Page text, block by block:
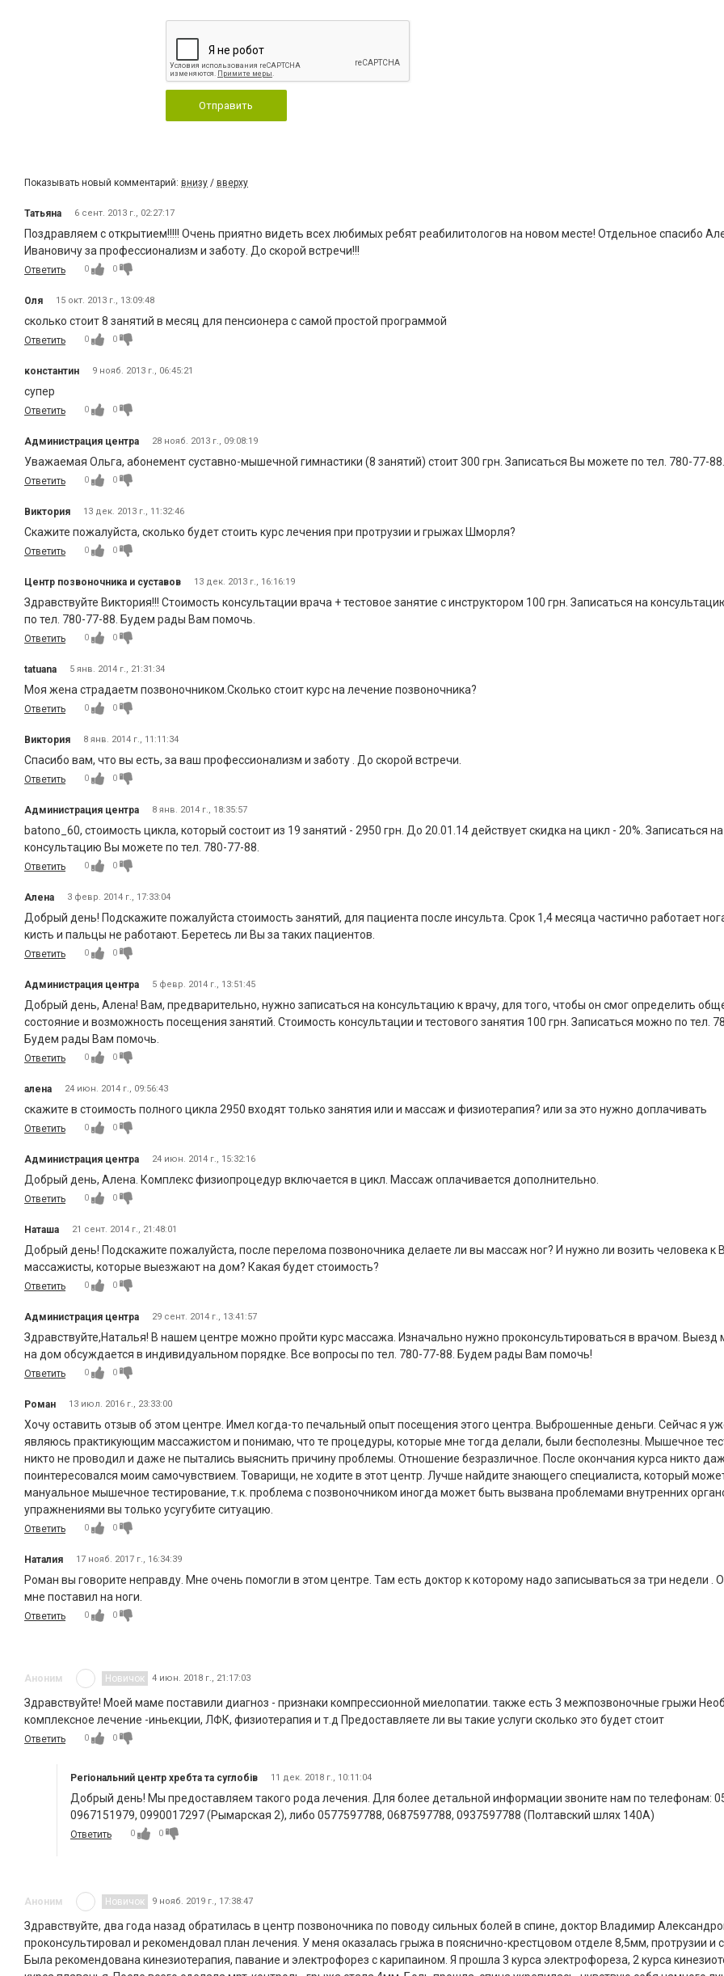
Отправить
Показывать новый комментарий: внизу / вверху
Татьяна 6 сент. 2013 г., 02:27:17
Поздравляем с открытием!!!!! Очень приятно видеть всех любимых ребят реабилитологов на новом месте! Отдельное спасибо
Ивановичу за профессионализм и заботу. До скорой встречи!!!
Ответить 0 0
Оля 15 окт. 2013 г., 13:09:48
сколько стоит 8 занятий в месяц для пенсионера с самой простой программой
Ответить 0 0
константин 9 нояб. 2013 г., 06:45:21
супер
Ответить 0 0
Администрация центра 28 нояб. 2013 г., 09:08:19
Уважаемая Ольга, абонемент суставно-мышечной гимнастики (8 занятий) стоит 300 грн. Записаться Вы можете по тел. 780-77-88.
Ответить 0 0
Виктория 13 дек. 2013 г., 11:32:46
Скажите пожалуйста, сколько будет стоить курс лечения при протрузии и грыжах Шморля?
Ответить 0 0
Центр позвоночника и суставов 13 дек. 2013 г., 16:16:19
Здравствуйте Виктория!!! Стоимость консультации врача + тестовое занятие с инструктором 100 грн. Записаться на
по тел. 780-77-88. Будем рады Вам помочь.
Ответить 0 0
tatuana 5 янв. 2014 г., 21:31:34
Моя жена страдаетм позвоночником.Сколько стоит курс на лечение позвоночника?
Ответить 0 0
Виктория 8 янв. 2014 г., 11:11:34
Спасибо вам, что вы есть, за ваш профессионализм и заботу . До скорой встречи.
Ответить 0 0
Администрация центра 8 янв. 2014 г., 18:35:57
batono_60, стоимость цикла, который состоит из 19 занятий - 2950 грн. До 20.01.14 действует скидка на цикл - 20%. Записаться на
консультацию Вы можете по тел. 780-77-88.
Ответить 0 0
Алена 3 февр. 2014 г., 17:33:04
Добрый день! Подскажите пожалуйста стоимость занятий, для пациента после инсульта. Срок 1,4 месяца частично работает
кисть и пальцы не работают. Беретесь ли Вы за таких пациентов.
Ответить 0 0
Администрация центра 5 февр. 2014 г., 13:51:45
Добрый день, Алена! Вам, предварительно, нужно записаться на консультацию к врачу, для того, чтобы он смог определить
состояние и возможность посещения занятий. Стоимость консультации и тестового занятия 100 грн. Записаться можно по тел.
Будем рады Вам помочь.
Ответить 0 0
алена 24 июн. 2014 г., 09:56:43
скажите в стоимость полного цикла 2950 входят только занятия или и массаж и физиотерапия? или за это нужно доплачивать
Ответить 0 0
Администрация центра 24 июн. 2014 г., 15:32:16
Добрый день, Алена. Комплекс физиопроцедур включается в цикл. Массаж оплачивается дополнительно.
Ответить 0 0
Наташа 21 сент. 2014 г., 21:48:01
Добрый день! Подскажите пожалуйста, после перелома позвоночника делаете ли вы массаж ног? И нужно ли возить человека к
массажисты, которые выезжают на дом? Какая будет стоимость?
Ответить 0 0
Администрация центра 29 сент. 2014 г., 13:41:57
Здравствуйте,Наталья! В нашем центре можно пройти курс массажа. Изначально нужно проконсультироваться в врачом. Выезд
на дом обсуждается в индивидуальном порядке. Все вопросы по тел. 780-77-88. Будем рады Вам помочь!
Ответить 0 0
Роман 13 июл. 2016 г., 23:33:00
Хочу оставить отзыв об этом центре. Имел когда-то печальный опыт посещения этого центра. Выброшенные деньги. Сейчас я
являюсь практикующим массажистом и понимаю, что те процедуры, которые мне тогда делали, были бесполезны. Мышечное
никто не проводил и даже не пытались выяснить причину проблемы. Отношение безразличное. После окончания курса никто
поинтересовался моим самочувствием. Товарищи, не ходите в этот центр. Лучше найдите знающего специалиста, который
мануальное мышечное тестирование, т.к. проблема с позвоночником иногда может быть вызвана проблемами внутренних
упражнениями вы только усугубите ситуацию.
Ответить 0 0
Наталия 17 нояб. 2017 г., 16:34:39
Роман вы говорите неправду. Мне очень помогли в этом центре. Там есть доктор к которому надо записываться за три недели .
мне поставил на ноги.
Ответить 0 0
Аноним Новичок 4 июн. 2018 г., 21:17:03
Здравствуйте! Моей маме поставили диагноз - признаки компрессионной миелопатии. также есть 3 межпозвоночные грыжи
комплексное лечение -иньекции, ЛФК, физиотерапия и т.д Предоставляете ли вы такие услуги сколько это будет стоит
Ответить 0 0
Регіональний центр хребта та суглобів 11 дек. 2018 г., 10:11:04
Добрый день! Мы предоставляем такого рода лечения. Для более детальной информации звоните нам по телефонам:
0967151979, 0990017297 (Рымарская 2), либо 0577597788, 0687597788, 0937597788 (Полтавский шлях 140А)
Ответить 0 0
Аноним Новичок 9 нояб. 2019 г., 17:38:47
Здравствуйте, два года назад обратилась в центр позвоночника по поводу сильных болей в спине, доктор Владимир
проконсультировал и рекомендовал план лечения. У меня оказалась грыжа в пояснично-крестцовом отделе 8,5мм, протрузии и
Была рекомендована кинезиотерапия, павание и электрофорез с карипаином. Я прошла 3 курса электрофореза, 2 курса